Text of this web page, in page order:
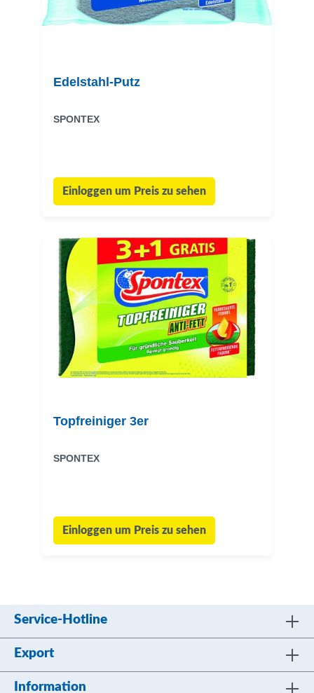
Edelstahl-Putz
SPONTEX
Einloggen um Preis zu sehen
Topfreiniger 3er
SPONTEX
Einloggen um Preis zu sehen
Service-Hotline
Export
Information